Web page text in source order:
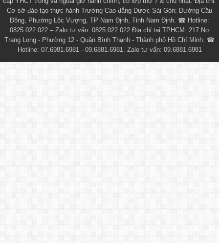
Cơ sở đào tạo thực hành Trường Cao đẳng Dược Sài Gòn: Đường Cầu
Đông, Phường Lộc Vượng, TP Nam Định, Tỉnh Nam Định. ☎ Hotline:
0825.022.022 – Zalo tư vấn: 0825.022.022 Địa chỉ tại TPHCM: 217 Nơ
Trang Long - Phường 12 - Quận Bình Thạnh - Thành phố Hồ Chí Minh. ☎
Hotline: 07.6981.6981 - 09.6881.6981. Zalo tư vấn: 09.6881.6981